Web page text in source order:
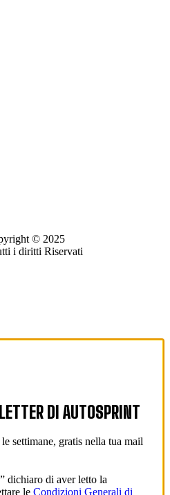
© 2025
i diritti Riservati
DI AUTOSPRINT
settimane, gratis nella tua mail
dichiaro di aver letto la
le Condizioni Generali di